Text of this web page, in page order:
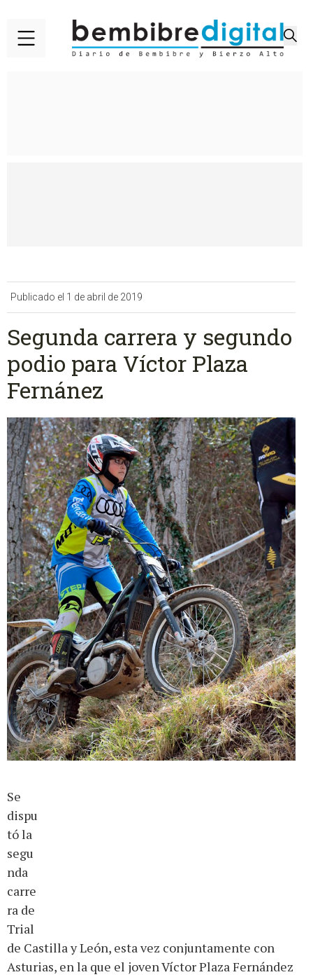
Publicado el 1 de abril de 2019
Segunda carrera y segundo
podio para Víctor Plaza
Fernánez
Se
dispu
tó la
segu
nda
carre
ra de
Trial
de Castilla y León, esta vez conjuntamente con
Asturias, en la que el joven Víctor Plaza Fernández